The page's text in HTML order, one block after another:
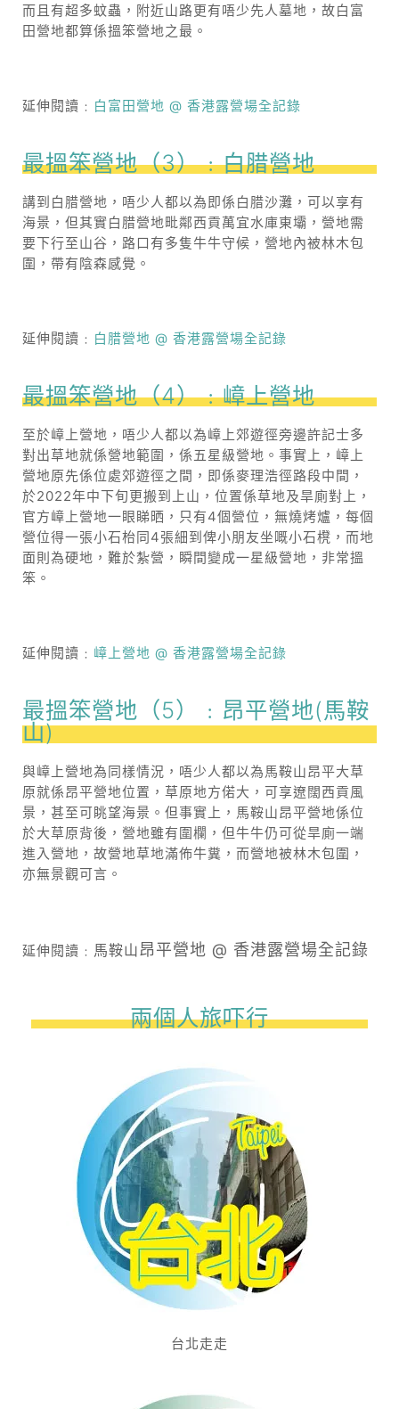
而且有超多蚊蟲，附近山路更有唔少先人墓地，故白富
田營地都算係搵笨營地之最。
延伸閱讀﹕ 白富田營地 @ 香港露營場全記錄
最搵笨營地（3）﹕白腊營地
講到白腊營地，唔少人都以為即係白腊沙灘，可以享有
海景，但其實白腊營地毗鄰西貢萬宜水庫東壩，營地需
要下行至山谷，路口有多隻牛牛守候，營地內被林木包
圍，帶有陰森感覺。
延伸閱讀﹕ 白腊營地 @ 香港露營場全記錄
最搵笨營地（4）﹕嶂上營地
至於嶂上營地，唔少人都以為嶂上郊遊徑旁邊許記士多
對出草地就係營地範圍，係五星級營地。事實上，嶂上
營地原先係位處郊遊徑之間，即係麥理浩徑路段中間，
於2022年中下旬更搬到上山，位置係草地及旱廁對上，
官方嶂上營地一眼睇晒，只有4個營位，無燒烤爐，每個
營位得一張小石枱同4張細到俾小朋友坐嘅小石櫈，而地
面則為硬地，難於紮營，瞬間變成一星級營地，非常搵
笨。
延伸閱讀﹕ 嶂上營地 @ 香港露營場全記錄
最搵笨營地（5）﹕昂平營地(馬鞍
山)
與嶂上營地為同樣情況，唔少人都以為馬鞍山昂平大草
原就係昂平營地位置，草原地方偌大，可享遼闊西貢風
景，甚至可眺望海景。但事實上，馬鞍山昂平營地係位
於大草原背後，營地雖有圍欄，但牛牛仍可從旱廁一端
進入營地，故營地草地滿佈牛糞，而營地被林木包圍，
亦無景觀可言。
延伸閱讀﹕ 馬鞍山 昂平營地 @ 香港露營場全記錄
兩個人旅吓行
台北走走